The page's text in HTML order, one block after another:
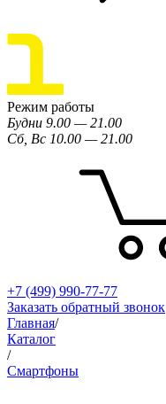
Режим работы
Будни 9.00 — 21.00
Сб, Вс 10.00 — 21.00
+7 (499) 990-77-77
Заказать обратный звонок
Главная/
Каталог
/
Смартфоны